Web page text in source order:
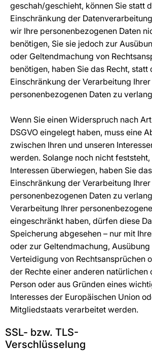
geschah/geschieht, können Sie statt
Einschränkung der
wir Ihre personenbezogenen Daten
benötigen, Sie sie jedoch zur
oder Geltendmachung von
benötigen, haben Sie das Recht,
Einschränkung der Verarbeitung Ihrer
personenbezogenen Daten zu
Wenn Sie einen Widerspruch nach
DSGVO eingelegt haben, muss eine
zwischen Ihren und unseren
werden. Solange noch nicht feststeht,
Interessen überwiegen, haben Sie
Einschränkung der Verarbeitung Ihrer
personenbezogenen Daten zu
Verarbeitung Ihrer
eingeschränkt haben, dürfen diese
Speicherung abgesehen – nur mit
oder zur Geltendmachung,
Verteidigung von Rechtsansprüchen
der Rechte einer anderen natürlichen
Person oder aus Gründen eines
Interesses der Europäischen Union
Mitgliedstaats verarbeitet werden.
SSL- bzw. TLS-
Verschlüsselung